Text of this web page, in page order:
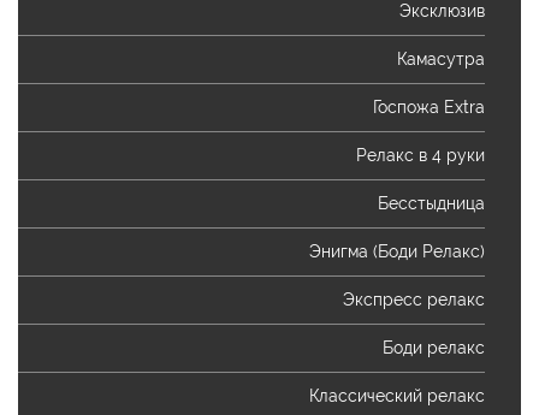
Эксклюзив
Камасутра
Госпожа Extra
Релакс в 4 руки
Бесстыдница
Энигма (Боди Релакс)
Экспресс релакс
Боди релакс
Классический релакс